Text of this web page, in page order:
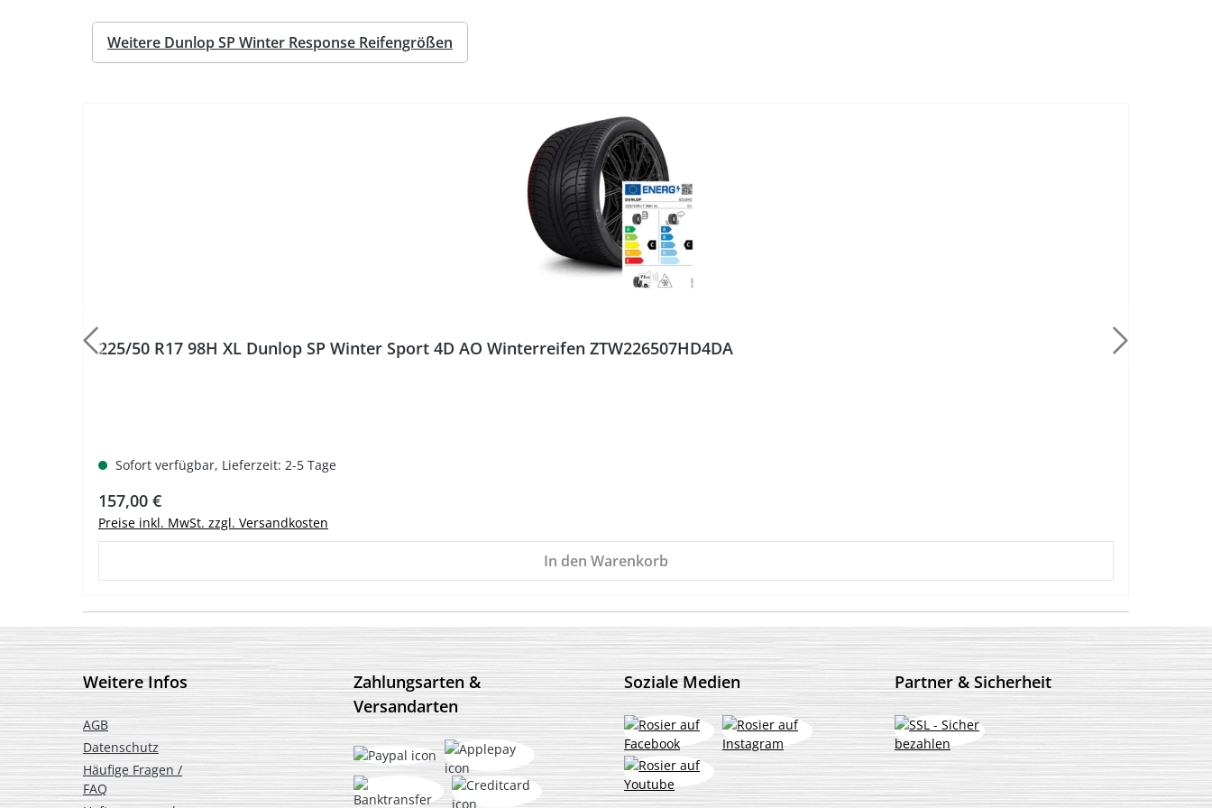
Weitere Dunlop SP Winter Response Reifengrößen
225/50 R17 98H XL Dunlop SP Winter Sport 4D AO Winterreifen ZTW226507HD4DA
Sofort verfügbar, Lieferzeit: 2-5 Tage
Regulärer Preis:
157,00 €
Preise inkl. MwSt. zzgl. Versandkosten
In den Warenkorb
Weitere Infos
AGB
Datenschutz
Häufige Fragen /
FAQ
Zahlungsarten &
Versandarten
Soziale Medien Partner & Sicherheit